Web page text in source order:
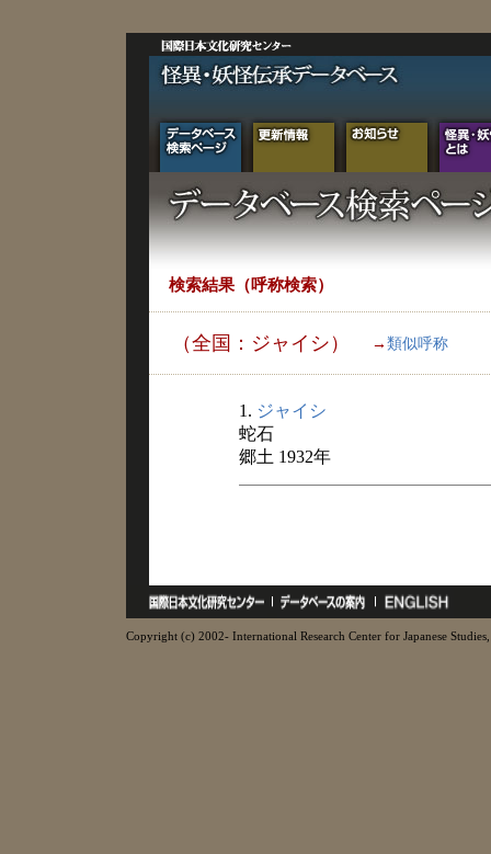
検索結果（呼称検索）
（全国：ジャイシ） → 類似呼称
1. ジャイシ
蛇石
郷土 1932年
Copyright (c) 2002- International Research Center for Japanese